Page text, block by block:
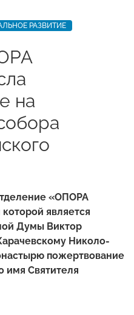
РАЗВИТИЕ
на
«ОПОРА
является
Думы Виктор
Николо-
пожертвование
имя Святителя